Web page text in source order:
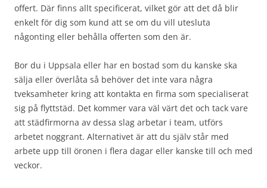
offert. Där finns allt specificerat, vilket gör att det då blir
enkelt för dig som kund att se om du vill utesluta
någonting eller behålla offerten som den är.
Bor du i Uppsala eller har en bostad som du kanske ska
sälja eller överlåta så behöver det inte vara några
tveksamheter kring att kontakta en firma som specialiserat
sig på flyttstäd. Det kommer vara väl värt det och tack vare
att städfirmorna av dessa slag arbetar i team, utförs
arbetet noggrant. Alternativet är att du själv står med
arbete upp till öronen i flera dagar eller kanske till och med
veckor.